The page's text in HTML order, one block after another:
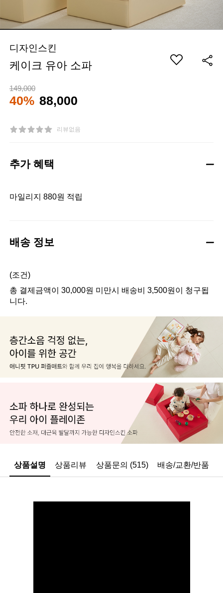
디자인스킨
케이크 유아 소파
149,000
40% 88,000
리뷰없음
추가 혜택
마일리지 880원 적립
배송 정보
(조건)
총 결제금액이 30,000원 미만시 배송비 3,500원이 청구됩
니다.
상품설명 상품리뷰 상품문의 (515) 배송/교환/반품